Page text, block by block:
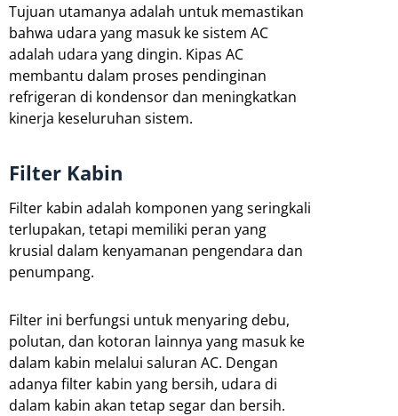
Tujuan utamanya adalah untuk memastikan
bahwa udara yang masuk ke sistem AC
adalah udara yang dingin. Kipas AC
membantu dalam proses pendinginan
refrigeran di kondensor dan meningkatkan
kinerja keseluruhan sistem.
Filter Kabin
Filter kabin adalah komponen yang seringkali
terlupakan, tetapi memiliki peran yang
krusial dalam kenyamanan pengendara dan
penumpang.
Filter ini berfungsi untuk menyaring debu,
polutan, dan kotoran lainnya yang masuk ke
dalam kabin melalui saluran AC. Dengan
adanya filter kabin yang bersih, udara di
dalam kabin akan tetap segar dan bersih.